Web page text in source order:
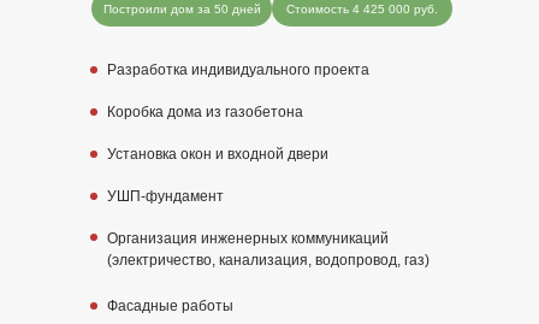
Разработка индивидуального проекта
Построили дом за 50 дней
Коробка дома из газобетона
Установка окон и входной двери
УШП-фундамент
Организация инженерных коммуникаций
(электричество, канализация, водопровод, газ)
Фасадные работы
Стоимость 4 425 000 руб.